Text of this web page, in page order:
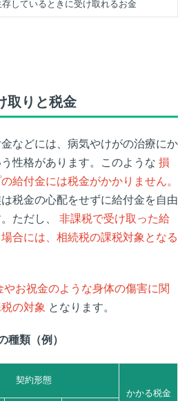
しているときに受け取れるお金
取りと税金
などには、病気やけがの治療にか
性格があります。このような 損
給付金には税金がかかりません。
税金の心配をせずに給付金を自由
ただし、 非課税で受け取った給
合には、相続税の課税対象となる
やお祝金のような身体の傷害に関
の対象 となります。
種類（例）
契約形態
かかる税金